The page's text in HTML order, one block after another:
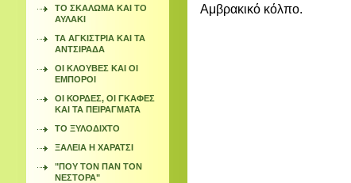
Αμβρακικό κόλπο.
ΤΟ ΣΚΑΛΩΜΑ ΚΑΙ ΤΟ
ΑΥΛΑΚΙ
ΤΑ ΑΓΚΙΣΤΡΙΑ ΚΑΙ ΤΑ
ΑΝΤΣΙΡΑΔΑ
ΟΙ ΚΛΟΥΒΕΣ ΚΑΙ ΟΙ
ΕΜΠΟΡΟΙ
ΟΙ ΚΟΡΔΕΣ, ΟΙ ΓΚΑΦΕΣ
ΚΑΙ ΤΑ ΠΕΙΡΑΓΜΑΤΑ
ΤΟ ΞΥΛΟΔΙΧΤΟ
ΞΑΛΕΙΑ Η ΧΑΡΑΤΣΙ
"ΠΟΥ ΤΟΝ ΠΑΝ ΤΟΝ
ΝΕΣΤΟΡΑ"